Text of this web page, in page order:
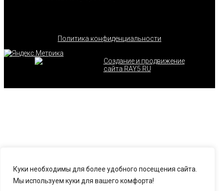
Куки необходимы для более удобного посещения сайта.
Мы используем куки для вашего комфорта!
Политика конфиденциальности
Создание и продвижение
сайта RAY5.RU